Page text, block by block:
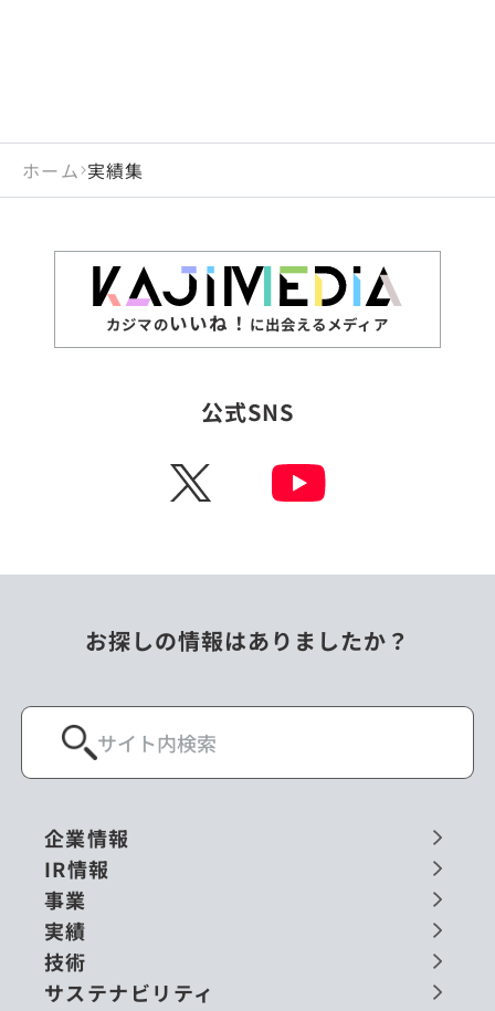
ホーム 実績集
カジマのいいね！ に出会えるメディア
公式SNS
X
お探しの情報はありましたか？
企業情報
IR情報
事業
実績
技術
サステナビリティ